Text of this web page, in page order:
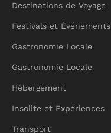
Destinations de Voyage
Festivals et Événements
Gastronomie Locale
Gastronomie Locale
Hébergement
Insolite et Expériences
Transport